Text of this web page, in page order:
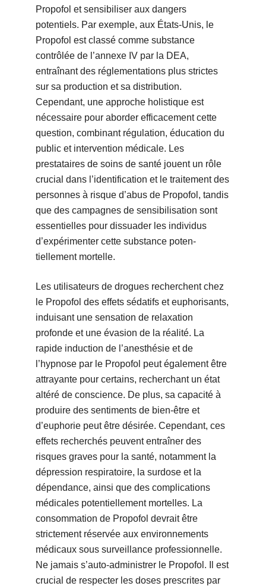
Propofol et sensibiliser aux dangers
potentiels. Par exemple, aux États-Unis, le
Propofol est classé comme substance
contrôlée de l’annexe IV par la DEA,
entraînant des réglementations plus strictes
sur sa production et sa distribution.
Cependant, une approche holistique est
nécessaire pour aborder efficacement cette
question, combinant régulation, éducation du
public et intervention médicale. Les
prestataires de soins de santé jouent un rôle
crucial dans l’identification et le traitement des
personnes à risque d’abus de Propofol, tandis
que des campagnes de sensibilisation sont
essentielles pour dissuader les individus
d’expérimenter cette substance poten-
tiellement mortelle.
Les utilisateurs de drogues recherchent chez
le Propofol des effets sédatifs et euphorisants,
induisant une sensation de relaxation
profonde et une évasion de la réalité. La
rapide induction de l’anesthésie et de
l’hypnose par le Propofol peut également être
attrayante pour certains, recherchant un état
altéré de conscience. De plus, sa capacité à
produire des sentiments de bien-être et
d’euphorie peut être désirée. Cependant, ces
effets recherchés peuvent entraîner des
risques graves pour la santé, notamment la
dépression respiratoire, la surdose et la
dépendance, ainsi que des complications
médicales potentiellement mortelles. La
consommation de Propofol devrait être
strictement réservée aux environnements
médicaux sous surveillance professionnelle.
Ne jamais s’auto-administrer le Propofol. Il est
crucial de respecter les doses prescrites par